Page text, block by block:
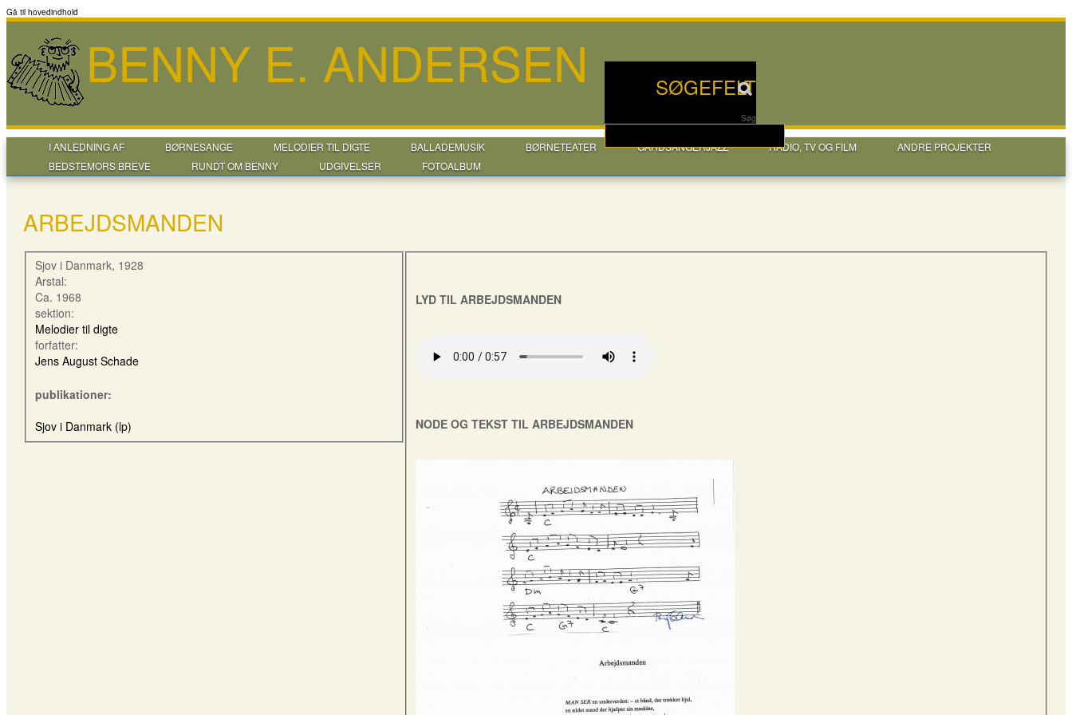
Gå til hovedindhold
SØGEFELT
Søg
BENNY E. ANDERSEN
I ANLEDNING AF BØRNESANGE MELODIER TIL DIGTE BALLADEMUSIK BØRNETEATER GÅRDSANGERJAZZ RADIO, TV OG FILM
ANDRE PROJEKTER
BEDSTEMORS BREVE
RUNDT OM BENNY UDGIVELSER FOTOALBUM
ARBEJDSMANDEN
Sjov i Danmark, 1928
Arstal:
Ca. 1968
sektion:
Melodier til digte
forfatter:
Jens August Schade
publikationer:
Sjov i Danmark (lp)
LYD TIL ARBEJDSMANDEN
NODE OG TEKST TIL ARBEJDSMANDEN